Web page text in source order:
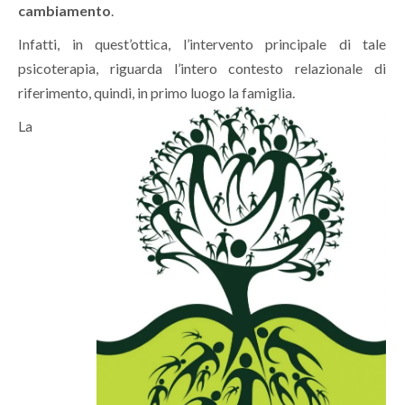
cambiamento.
Infatti, in quest’ottica, l’intervento principale di tale
psicoterapia, riguarda l’intero contesto relazionale di
riferimento, quindi, in primo luogo la famiglia.
La